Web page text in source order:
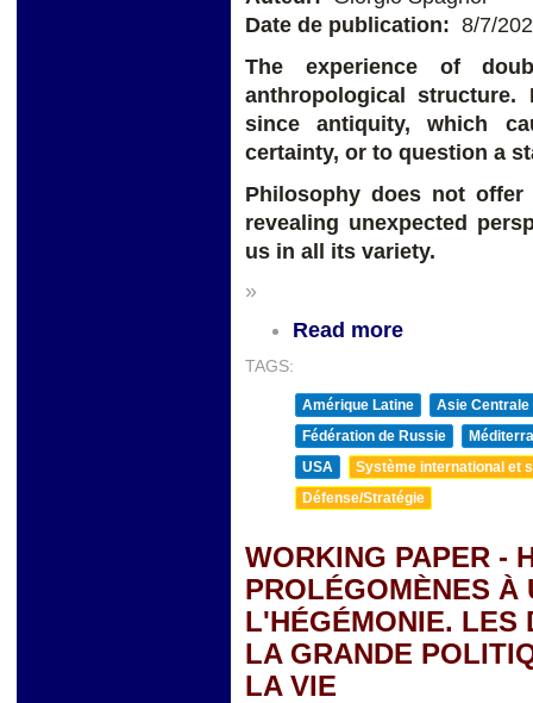
Date de publication: 8/7/
The experience of
anthropological
since antiquity, which
certainty, or to question a
Philosophy does not
revealing unexpected
us in all its variety.
»
Read more
TAGS:
Amérique Latine
Asie Centrale
Fédération de Russie
USA
Système international et
Défense/Stratégie
WORKING PAPER -
PROLÉGOMÈNES À
L'HÉGÉMONIE. LES
LA GRANDE
LA VIE